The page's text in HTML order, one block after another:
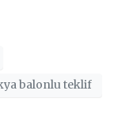
balonlu teklif